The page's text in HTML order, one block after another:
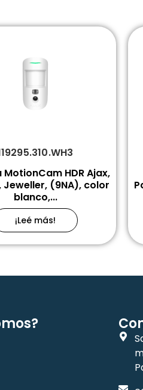
HDR Ajax,
Jeweller, (9NA), color
blanco,...
¡Leé más!